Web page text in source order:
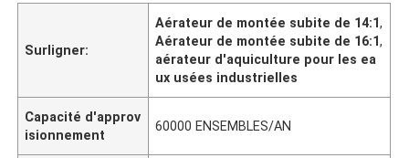
Surligner:
Aérateur de montée subite de 14:1,
Aérateur de montée subite de 16:1,
aérateur d'aquiculture pour les ea
ux usées industrielles
Capacité d'approv
isionnement
60000 ENSEMBLES/AN